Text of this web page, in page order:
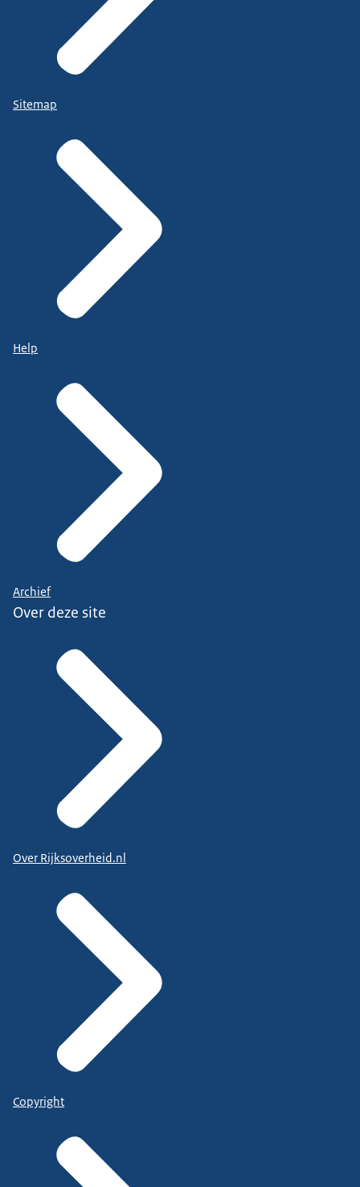
Sitemap
Help
Archief
Over deze site
Over Rijksoverheid.nl
Copyright